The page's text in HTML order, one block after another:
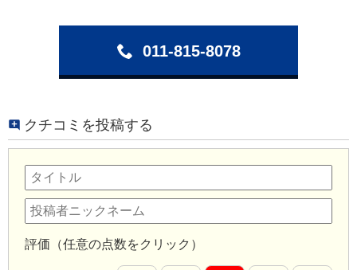
011-815-8078
クチコミを投稿する
評価（任意の点数をクリック）